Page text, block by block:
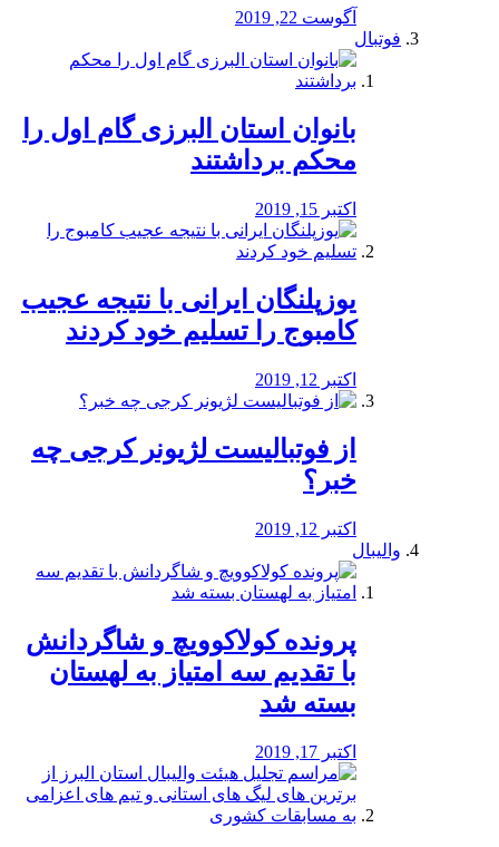
آگوست 22, 2019
فوتبال
بانوان استان البرزی گام اول را
محكم برداشتند
اکتبر 15, 2019
یوزپلنگان ایرانی با نتیجه عجیب
کامبوج را تسلیم خود کردند
اکتبر 12, 2019
از فوتبالیست لژیونر کرجی چه
خبر؟
اکتبر 12, 2019
والیبال
پرونده کولاکوویچ و شاگردانش
با تقدیم سه امتیاز به لهستان
بسته شد
اکتبر 17, 2019